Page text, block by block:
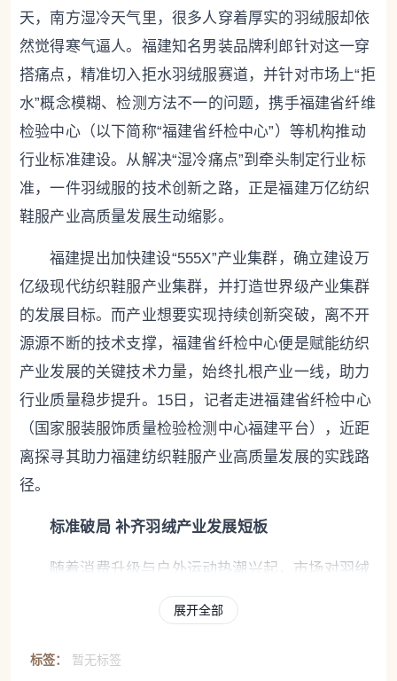
天，南方湿冷天气里，很多人穿着厚实的羽绒服却依
然觉得寒气逼人。福建知名男装品牌利郎针对这一穿
搭痛点，精准切入拒水羽绒服赛道，并针对市场上“拒
水”概念模糊、检测方法不一的问题，携手福建省纤维
检验中心（以下简称“福建省纤检中心”）等机构推动
行业标准建设。从解决“湿冷痛点”到牵头制定行业标
准，一件羽绒服的技术创新之路，正是福建万亿纺织
鞋服产业高质量发展生动缩影。
福建提出加快建设“555X”产业集群，确立建设万
亿级现代纺织鞋服产业集群，并打造世界级产业集群
的发展目标。而产业想要实现持续创新突破，离不开
源源不断的技术支撑，福建省纤检中心便是赋能纺织
产业发展的关键技术力量，始终扎根产业一线，助力
行业质量稳步提升。15日，记者走进福建省纤检中心
（国家服装服饰质量检验检测中心福建平台），近距
离探寻其助力福建纺织鞋服产业高质量发展的实践路
径。
标准破局 补齐羽绒产业发展短板
随着消费升级与户外运动热潮兴起，市场对羽绒
服在雨雪等湿冷环境下的保暖性能提出了更高要求。
早在2022年，利郎便提前布局拒水羽绒赛道，持续加
大研发投入，去年，迭代升级推出拒水羽绒4.0技术，
展开全部
标签： 暂无标签